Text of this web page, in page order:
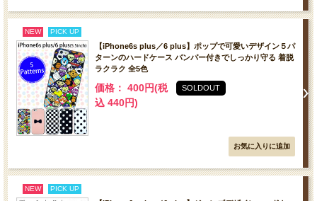
NEW PICK UP
【iPhone6s plus／6 plus】ポップで可愛いデザイン５パ
ターンのハードケース バンパー付きでしっかり守る 着脱
ラクラク 全5色
価格： 400円(税
込 440円)
SOLDOUT
NEW PICK UP